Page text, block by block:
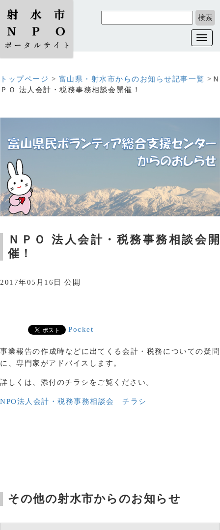
トップページ > 富山県・射水市からのお知らせ記事一覧 >Ｎ
ＰＯ 法人会計・税務事務相談会開催！
ＮＰＯ 法人会計・税務事務相談会開
催！
2017年05月16日 公開
Pocket
事業報告の作成時などに出てくる会計・税務についての疑問
に、専門家がアドバイスします。
詳しくは、添付のチラシをご覧ください。
NPO法人会計・税務事務相談会 チラシ
その他の射水市からのお知らせ